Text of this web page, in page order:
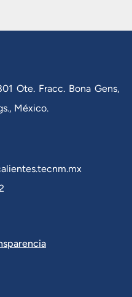
Ote. Fracc. Bona Gens,
México.